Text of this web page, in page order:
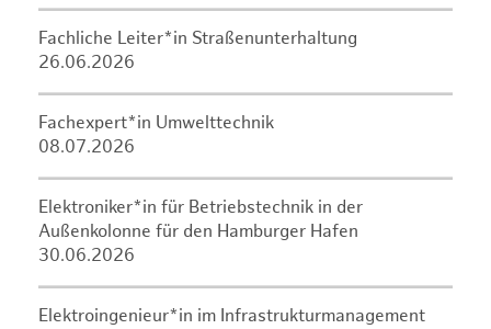
Fachliche Leiter*in Straßenunterhaltung
26.06.2026
Fachexpert*in Umwelttechnik
08.07.2026
Elektroniker*in für Betriebstechnik in der
Außenkolonne für den Hamburger Hafen
30.06.2026
Elektroingenieur*in im Infrastrukturmanagement